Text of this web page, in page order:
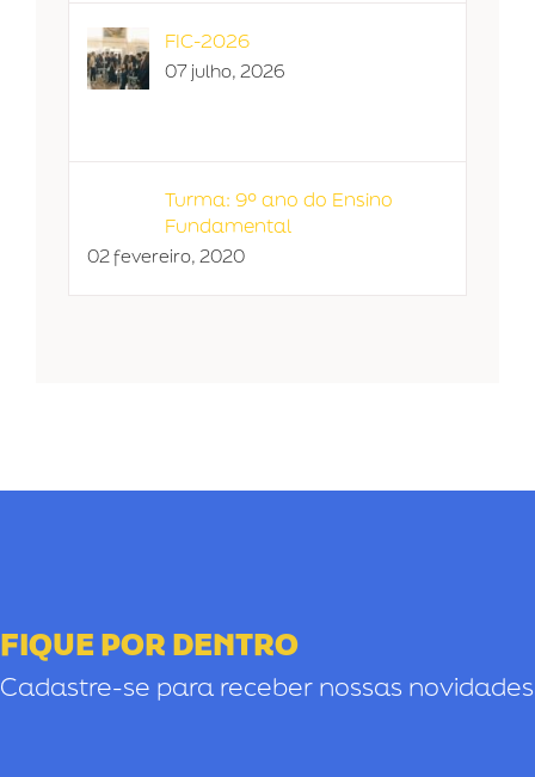
FIC-2026
07 julho, 2026
Turma: 9º ano do Ensino
Fundamental
02 fevereiro, 2020
FIQUE POR DENTRO
Cadastre-se para receber nossas novidades